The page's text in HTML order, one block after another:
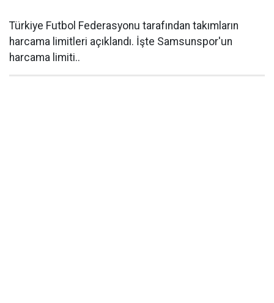
Türkiye Futbol Federasyonu tarafından takımların
harcama limitleri açıklandı. İşte Samsunspor'un
harcama limiti..